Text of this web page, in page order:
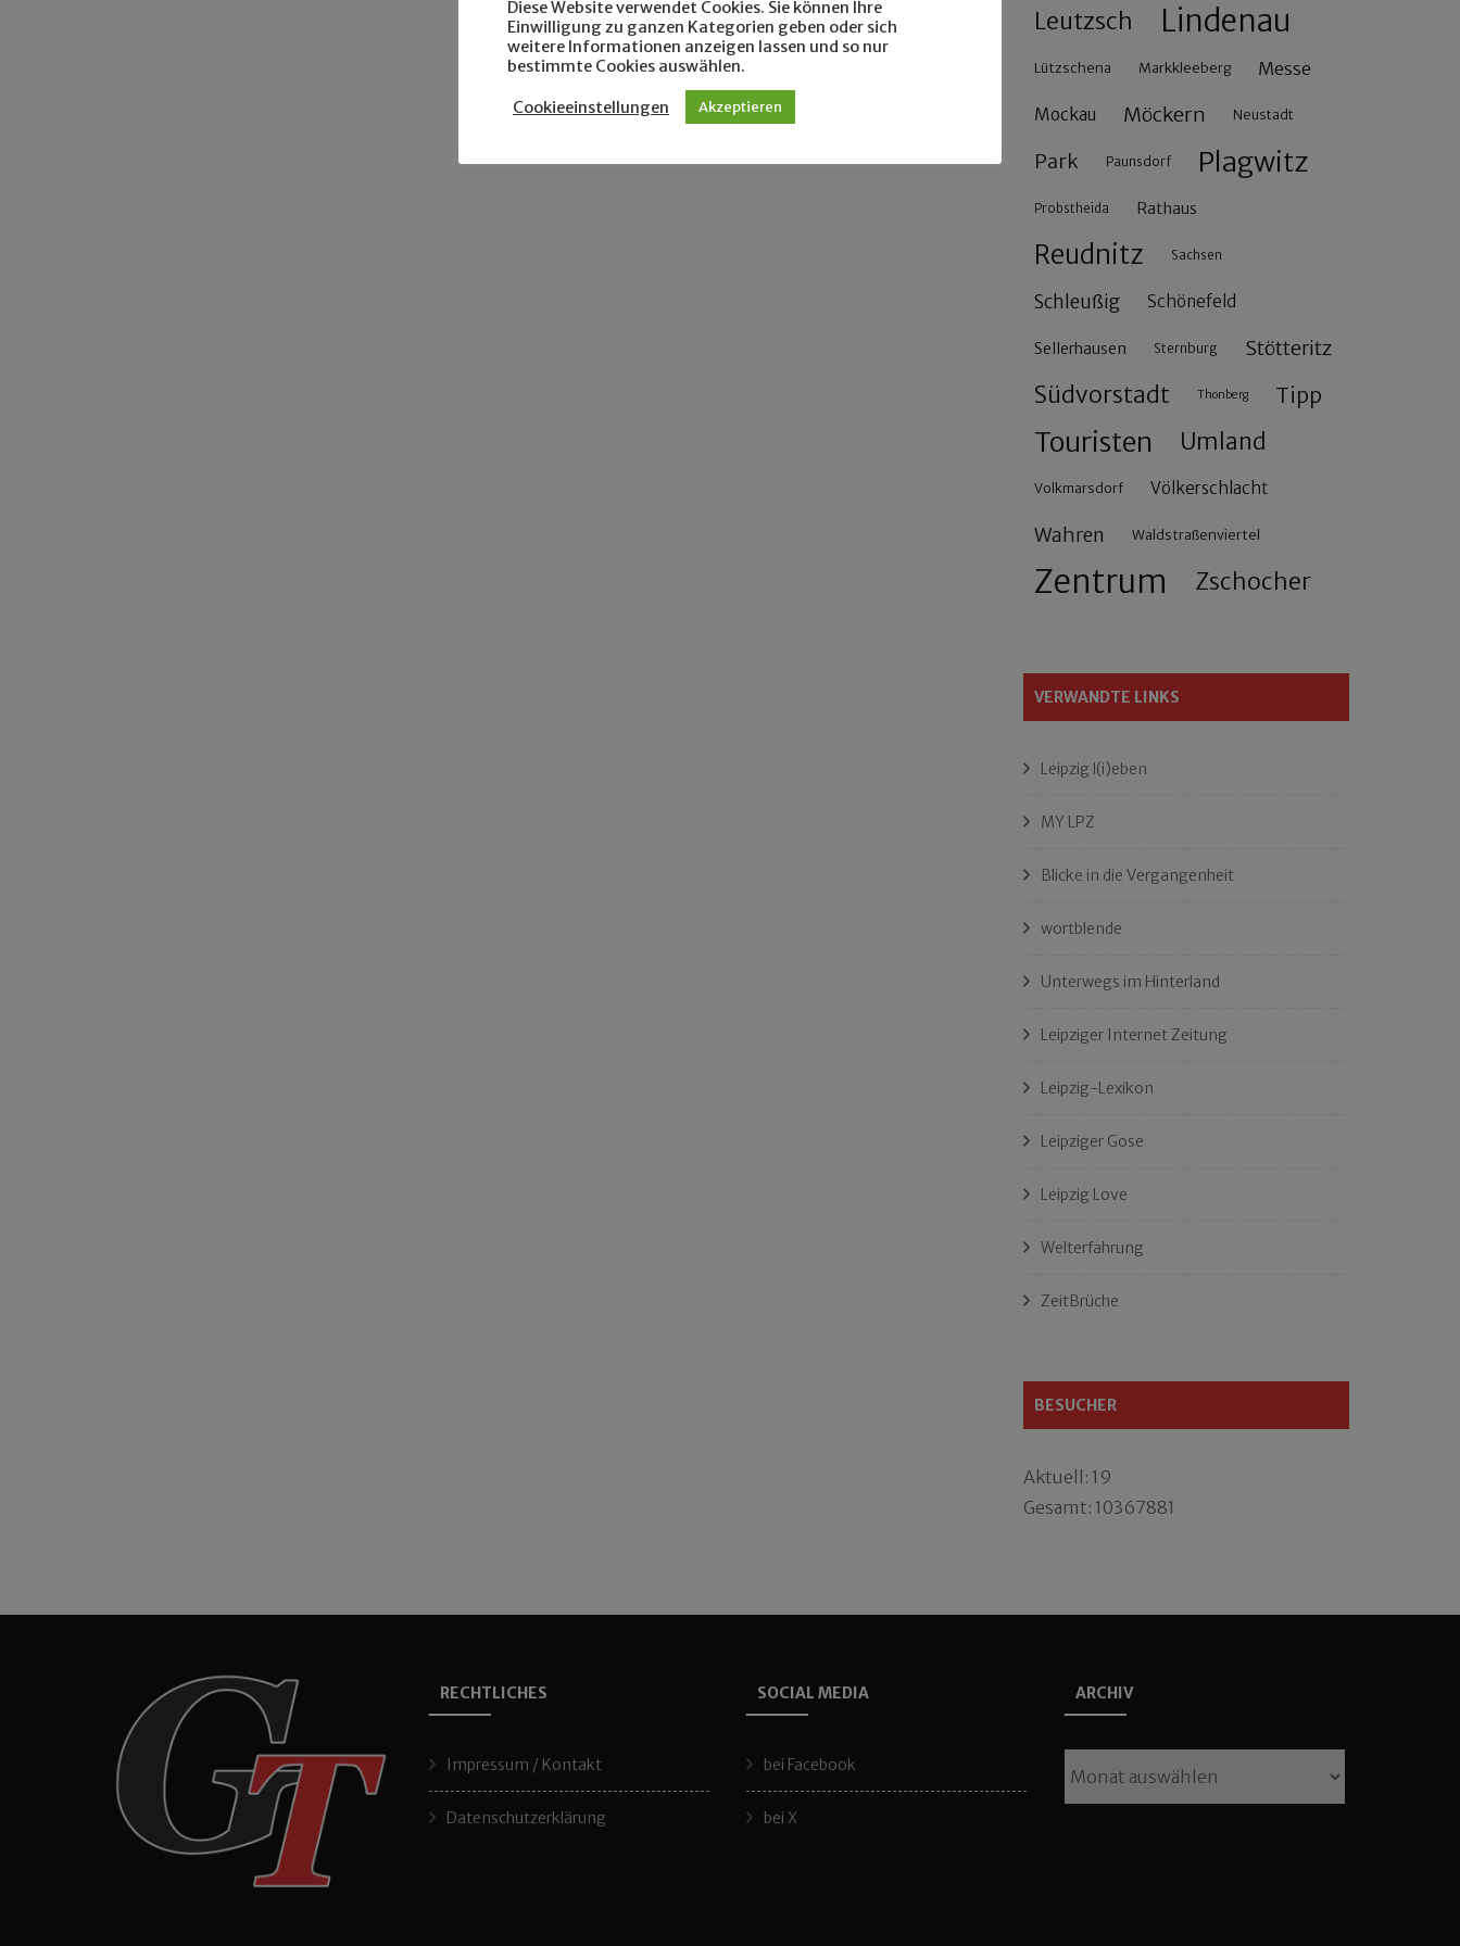
Leutzsch Lindenau
Lützschena Markkleeberg Messe
Mockau Möckern Neustadt
Park Paunsdorf Plagwitz
Probstheida Rathaus
Reudnitz Sachsen
Schleußig Schönefeld
Sellerhausen Sternburg Stötteritz
Südvorstadt Thonberg Tipp
Touristen Umland
Volkmarsdorf Völkerschlacht
Wahren Waldstraßenviertel
Zentrum Zschocher
VERWANDTE LINKS
Leipzig l(i)eben
MY LPZ
Blicke in die Vergangenheit
wortblende
Unterwegs im Hinterland
Leipziger Internet Zeitung
Leipzig-Lexikon
Leipziger Gose
Leipzig Love
Welterfahrung
ZeitBrüche
BESUCHER
Aktuell: 19
Gesamt: 10367881
RECHTLICHES
Impressum / Kontakt
Datenschutzerklärung
SOCIAL MEDIA
bei Facebook
bei X
ARCHIV
Diese Website verwendet Cookies. Sie können Ihre
Einwilligung zu ganzen Kategorien geben oder sich
weitere Informationen anzeigen lassen und so nur
bestimmte Cookies auswählen.
Cookieeinstellungen Akzeptieren